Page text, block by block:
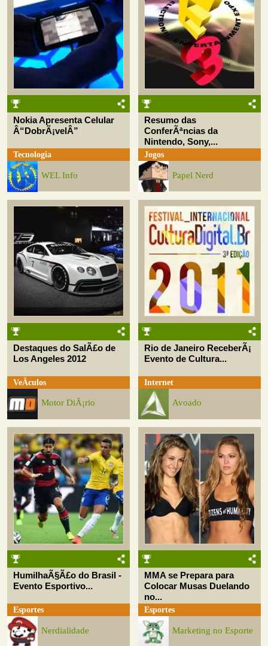
Nokia Apresenta Celular
Â“DobrÃ¡velÂ”
Tecnologia
WEL Info
Resumo das
ConferÃªncias da
Nintendo, Sony,...
Jogos
Papel Nerd
Destaques do SalÃ£o de
Los Angeles 2012
VeÃ­culos
Motor DiÃ¡rio
Rio de Janeiro ReceberÃ¡
Evento de Cultura...
Internet
Avoado
HumilhaÃ§Ã£o do Brasil -
Evento Esportivo...
Esportes
Nerdialidade
MMA se Prepara para
Colocar Musas Duelando
no...
Esportes
Marketing no Esporte